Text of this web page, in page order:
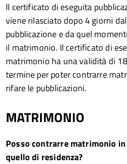
ll certificato di eseguita
viene rilasciato dopo 4 giorni
pubblicazione e da quel
il matrimonio. Il certificato di
matrimonio ha una validità di
termine per poter contrarre
rifare le pubblicazioni.
MATRIMONIO
Posso contrarre matrimonio
quello di residenza?